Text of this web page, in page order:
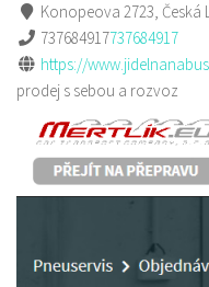
Konopeova 2723, Česká
737684917737684917
https://
prodej s sebou a rozvoz